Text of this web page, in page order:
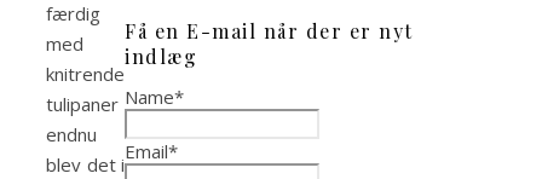
færdig
med
knitrende
tulipaner
endnu
blev det i
Få en E-mail når der er nyt
indlæg
Name*
Email*